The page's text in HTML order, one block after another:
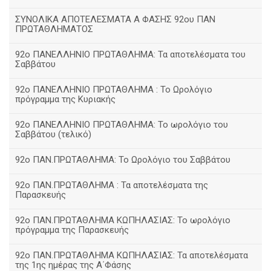
ΣΥΝΟΛΙΚΑ ΑΠΟΤΕΛΕΣΜΑΤΑ Α ΦΑΣΗΣ 92ου ΠΑΝ
ΠΡΩΤΑΘΛΗΜΑΤΟΣ
92ο ΠΑΝΕΛΛΗΝΙΟ ΠΡΩΤΑΘΛΗΜΑ: Τα αποτελέσματα του
Σαββάτου
92ο ΠΑΝΕΛΛΗΝΙΟ ΠΡΩΤΑΘΛΗΜΑ : Το Ωρολόγιο
πρόγραμμα της Κυριακής
92ο ΠΑΝΕΛΛΗΝΙΟ ΠΡΩΤΑΘΛΗΜΑ: Το ωρολόγιο του
Σαββάτου (τελικό)
92ο ΠΑΝ.ΠΡΩΤΑΘΛΗΜΑ: Το Ωρολόγιο του Σαββάτου
92ο ΠΑΝ.ΠΡΩΤΑΘΛΗΜΑ : Τα αποτελέσματα της
Παρασκευής
92o ΠΑΝ.ΠΡΩΤΑΘΛΗΜΑ ΚΩΠΗΛΑΣΙΑΣ: Το ωρολόγιο
πρόγραμμα της Παρασκευής
92ο ΠΑΝ.ΠΡΩΤΑΘΛΗΜΑ ΚΩΠΗΛΑΣΙΑΣ: Τα αποτελέσματα
της 1ης ημέρας της Α΄Φάσης